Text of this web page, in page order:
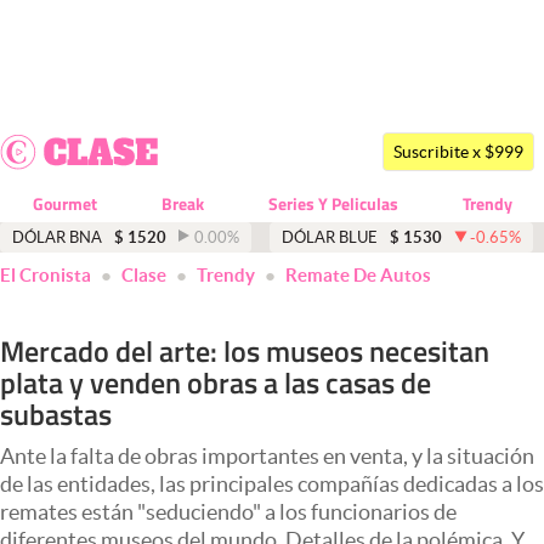
Dólar
Economía y Política
Finanzas y Mercados
Columnistas
Otras secciones
Apertura
Suscribite x $999
Gourmet Break Series Y Peliculas Trendy
DÓLAR BNA $ 1520 0.00% DÓLAR BLUE $ 1530 -0.65%
El Cronista Clase Trendy Remate De Autos
Mercado del arte: los museos necesitan
plata y venden obras a las casas de
subastas
Ante la falta de obras importantes en venta, y la situación
de las entidades, las principales compañías dedicadas a los
remates están "seduciendo" a los funcionarios de